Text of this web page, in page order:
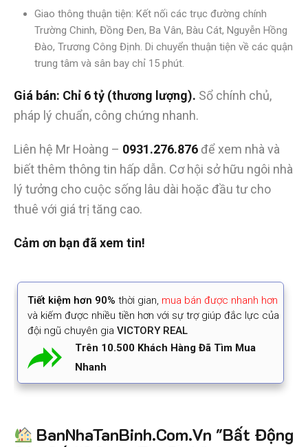
Giao thông thuận tiện: Kết nối các trục đường chính
Trường Chinh, Đồng Đen, Ba Vân, Bàu Cát, Nguyễn Hồng
Đào, Trương Công Định. Di chuyển thuận tiện về các quận
trung tâm và sân bay chỉ 15 phút.
Giá bán: Chỉ 6 tỷ (thương lượng). Sổ chính chủ,
pháp lý chuẩn, công chứng nhanh.
Liên hệ Mr Hoàng – 0931.276.876 để xem nhà và
biết thêm thông tin hấp dẫn. Cơ hội sở hữu ngôi nhà
lý tưởng cho cuộc sống lâu dài hoặc đầu tư cho
thuê với giá trị tăng cao.
Cảm ơn bạn đã xem tin!
Tiết kiệm hơn 90% thời gian, mua bán được nhanh hơn
và kiếm được nhiều tiền hơn với sự trợ giúp đắc lực của
đội ngũ chuyên gia VICTORY REAL
Trên 10.500 Khách Hàng Đã Tìm Mua
Nhanh
BanNhaTanBinh.Com.Vn "Bất Động